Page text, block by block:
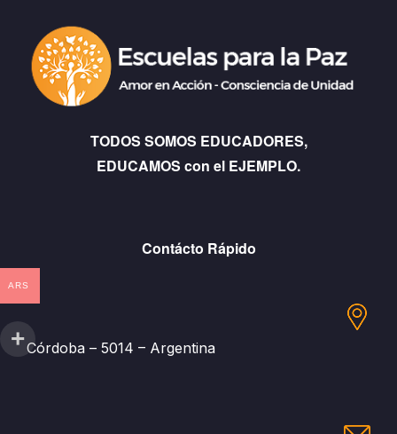
TODOS SOMOS EDUCADORES,
EDUCAMOS con el EJEMPLO.
Contácto Rápido
Córdoba – 5014 – Argentina
ARS